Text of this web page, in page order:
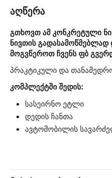
აღწერა
გთხოვთ ამ კონკრეტული
ნივთის გადასამოწმებლად
მოგვწეროთ ჩვენს ფბ
პრაკტიკული და
კომპლექტში შედის:
სასეირნო ეტლი
დედის ჩანთა
ავტომობილის